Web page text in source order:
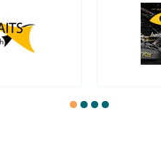
1 2 3 4